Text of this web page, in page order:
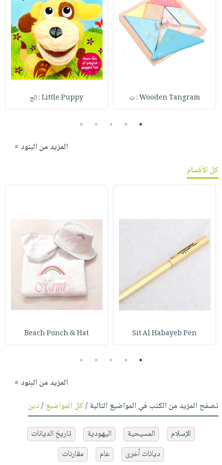
Wooden Tangram : ت Little Puppy : الج
1
2
3
4
5
المزيد من البنود »
كل الأقسام
Sit Al Habayeb Pen
Beach Ponch & Hat
1
2
3
4
5
المزيد من البنود »
تصفح المزيد من الكتب في المواضيع التالية /كل المواضيع/دين
الإسلام المسيحية اليهودية
تاريخ الديانات
ديانات أخرى
عام مقارنات